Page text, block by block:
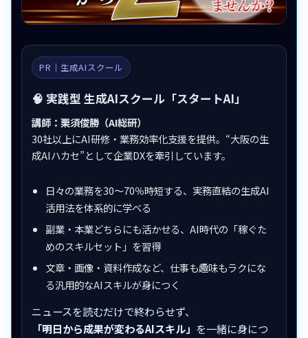
PR｜生成AIスクール
🧠 実践型 生成AIスクール「スタートAI」
講師：栗須俊勝（AI総研）
30社以上にAI研修・業務効率化支援を提供。“大阪の生
成AIハカセ”として企業DXを牽引しています。
日々の業務を30〜70％時短する、実務直結の生成AI
活用法を体系的に学べる
副業・本業どちらにも活かせる、AI時代の「稼ぐた
めのスキルセット」を習得
文章・画像・資料作成など、仕事も趣味もラクにな
る汎用的なAIスキルが身につく
ニュースを読むだけで終わらせず、
「明日から成果が変わるAIスキル」 を一緒に身につ